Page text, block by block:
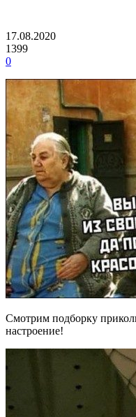
17.08.2020
1399
0
Смотрим подборку
настроение!